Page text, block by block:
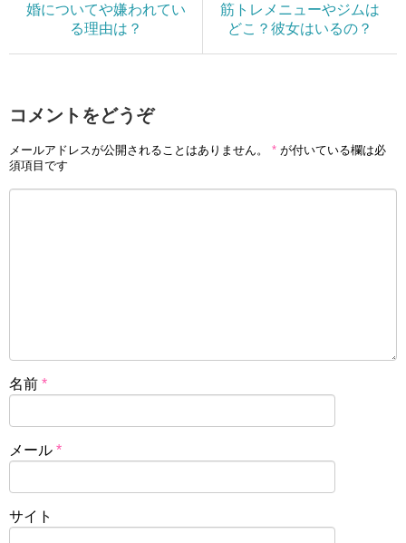
婚についてや嫌われてい
る理由は？
筋トレメニューやジムは
どこ？彼女はいるの？
コメントをどうぞ
メールアドレスが公開されることはありません。 * が付いている欄は必
須項目です
名前 *
メール *
サイト